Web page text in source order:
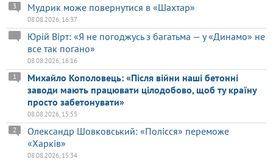
Мудрик може повернутися в «Шахтар»
3
08.08.2026, 16:37
Юрій Вірт: «Я не погоджусь з багатьма — у «Динамо» не
все так погано»
08.08.2026, 16:16
Михайло Кополовець: «Після війни наші бетонні
заводи мають працювати цілодобово, щоб ту країну
просто забетонувати»
1
08.08.2026, 15:55
Олександр Шовковський: «Полісся» переможе
«Харків»
2
08.08.2026, 15:34